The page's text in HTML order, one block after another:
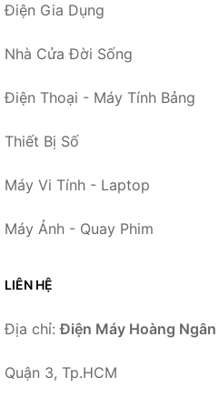
Điện Gia Dụng
Nhà Cửa Đời Sống
Điện Thoại - Máy Tính Bảng
Thiết Bị Số
Máy Vi Tính - Laptop
Máy Ảnh - Quay Phim
LIÊN HỆ
Địa chỉ:Điện Máy Hoàng Ngân
Quận 3, Tp.HCM